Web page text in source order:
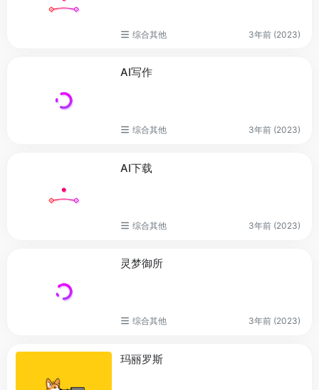
综合其他 3年前 (2023)
AI写作
综合其他 3年前 (2023)
AI下载
综合其他 3年前 (2023)
灵梦御所
综合其他 3年前 (2023)
玛丽罗斯